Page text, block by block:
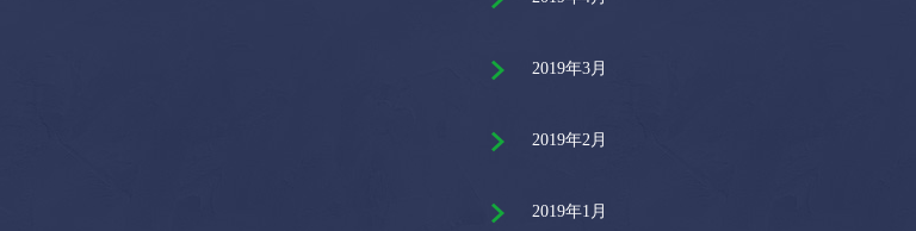
2019年3月
2019年2月
2019年1月